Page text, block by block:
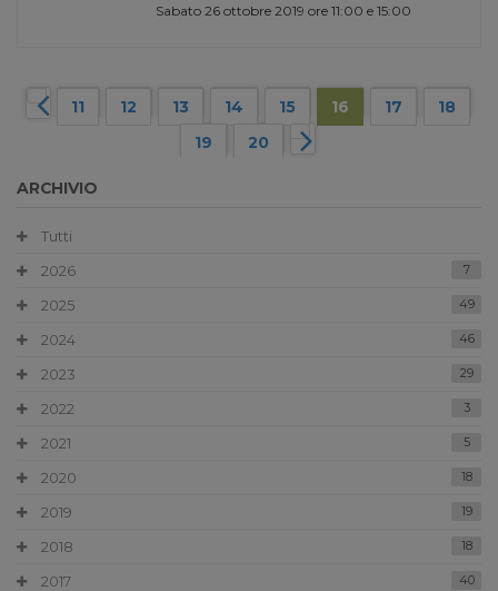
Sabato 26 ottobre 2019 ore 11:00 e 15:00
11 12 13 14 15 16 17
18
19
20
ARCHIVIO
Tutti
2026
7
2025 49
2024 46
2023 29
2022 3
2021 5
2020 18
2019 19
2018 18
2017 40